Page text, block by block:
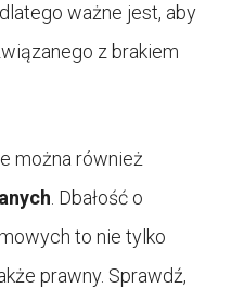
ważne jest, aby
z brakiem
można również
. Dbałość o
to nie tylko
prawny. Sprawdź,